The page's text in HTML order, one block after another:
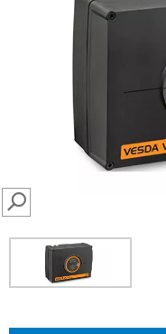
SEARCH